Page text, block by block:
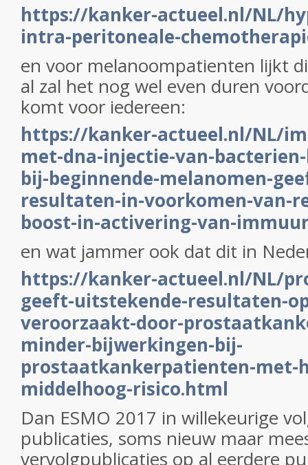
https://kanker-actueel.nl/NL/
intra-peritoneale-
en voor melanoompatienten lijkt
al zal het nog wel even duren
komt voor iedereen:
https://kanker-actueel.nl/NL/
met-dna-injectie-van-
bij-beginnende-melanomen-
resultaten-in-voorkomen-van-
boost-in-activering-van-
en wat jammer ook dat dit in
https://kanker-actueel.nl/NL/
geeft-uitstekende-resultaten-
veroorzaakt-door-
minder-bijwerkingen-bij-
prostaatkankerpatienten-met-
middelhoog-risico.html
Dan ESMO 2017 in willekeurige
publicaties, soms nieuw maar
vervolgpublicaties op al eerdere